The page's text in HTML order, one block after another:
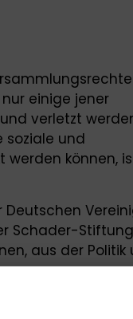
einige jener
verletzt
und
können,
Deutschen
Schader-Stiftung
aus der Politik
und